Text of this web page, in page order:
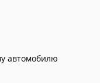
автомобилю